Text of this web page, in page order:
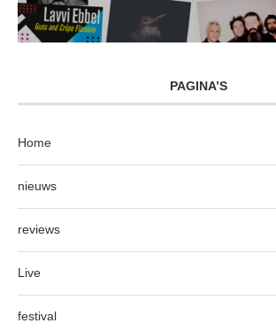
PAGINA’S
Home
nieuws
reviews
Live
festival